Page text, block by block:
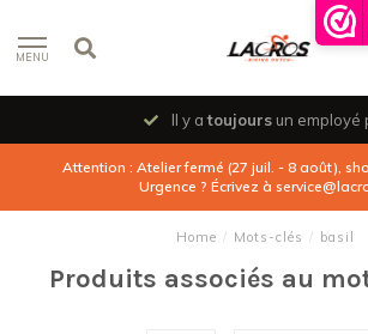
MENU
Il y atoujoursun employé
Attention : Atelier fermé (27 juil. - 8 août),
Urgence ? Écrivez à
Home / Mots-clés / basil
Produits associés au